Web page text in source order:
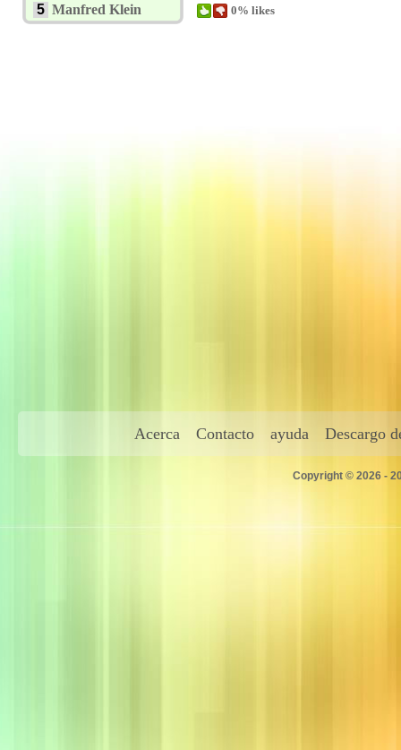
5 Manfred Klein 0% likes
Acerca Contacto ayuda Descargo
Copyright © 2026 -